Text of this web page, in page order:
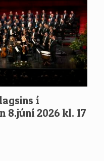
í
8.júní 2026 kl. 17